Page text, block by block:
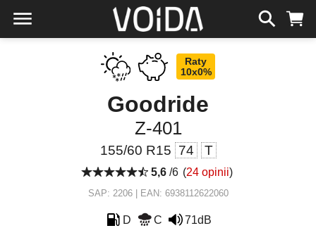
Raty
10x0%
Goodride
Z-401
155/60 R15 74 T
5,6/6 (24 opinii)
SAP: 2206 | EAN: 6938112622060
D C 71dB